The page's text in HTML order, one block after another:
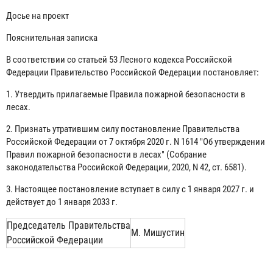
Досье на проект
Пояснительная записка
В соответствии со статьей 53 Лесного кодекса Российской
Федерации Правительство Российской Федерации постановляет:
1. Утвердить прилагаемые Правила пожарной безопасности в
лесах.
2. Признать утратившим силу постановление Правительства
Российской Федерации от 7 октября 2020 г. N 1614 "Об утверждении
Правил пожарной безопасности в лесах" (Собрание
законодательства Российской Федерации, 2020, N 42, ст. 6581).
3. Настоящее постановление вступает в силу с 1 января 2027 г. и
действует до 1 января 2033 г.
Председатель Правительства
Российской Федерации
М. Мишустин